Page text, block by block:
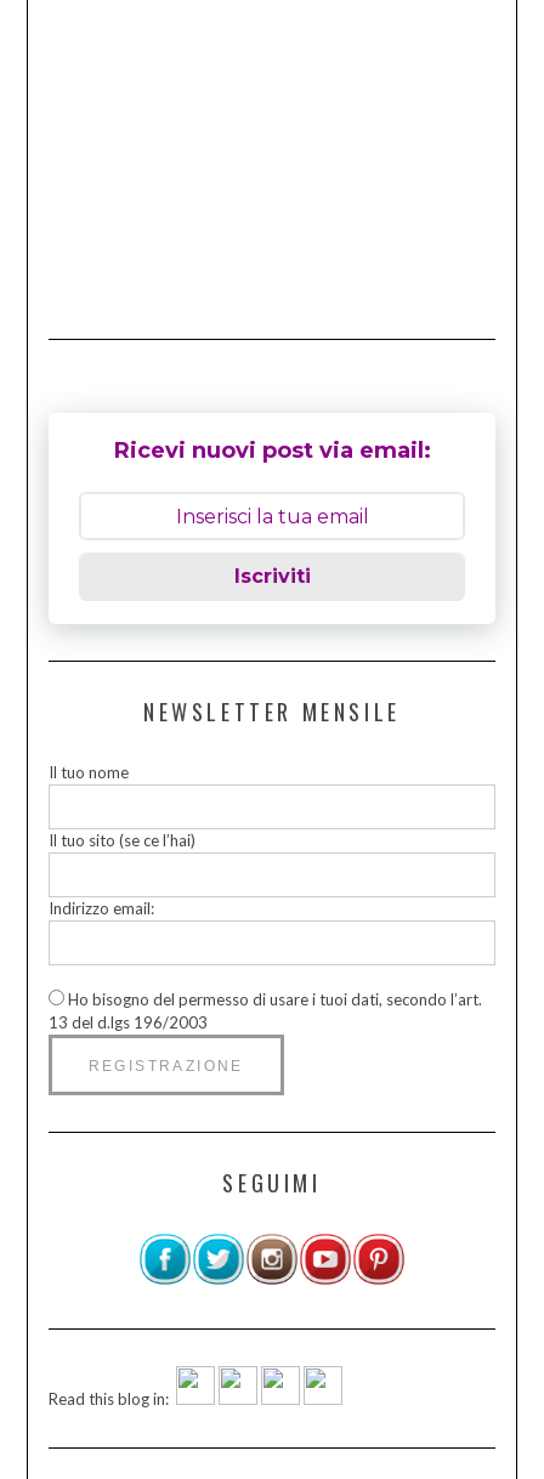
Ricevi nuovi post via email:
Iscriviti
NEWSLETTER MENSILE
Il tuo nome
Il tuo sito (se ce l’hai)
Indirizzo email:
Ho bisogno del permesso di usare i tuoi dati, secondo l’art.
13 del d.lgs 196/2003
SEGUIMI
Read this blog in: